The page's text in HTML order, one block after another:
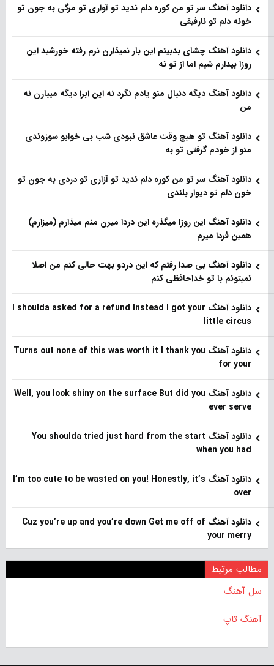
دانلود آهنگ سر تو من کوره دلم ندید تو آواری تو مرگی به جون تو
خونه دلم تو نارفیقی
دانلود آهنگ چشای بدبینم این بار نمیذارن نرم رفته خورشید این
روزا بیدارم شبم اما از تو نه
دانلود آهنگ دیگه دنبال منو یادم نگرد نه این ابرا دیگه میبارن نه
من
دانلود آهنگ تو هیچ وقت عاشق نبودی شب بی خوابو سوزوندی
منو از خودم گرفتی تو به
دانلود آهنگ سر تو من کوره دلم ندید تو آزاری تو دردی به جون تو
خون دلم تو دیوار بلندی
دانلود آهنگ این روزا میگذره این دردا میرن منم میذارم (میزارم)
همین فردا میرم
دانلود آهنگ بی صدا رفتم که این دردو بهت حالی کنم من اصلا
نمیتونم با تو خداحافظی کنم
دانلود آهنگ I shoulda asked for a refund Instead I got your
little circus
دانلود آهنگ Turns out none of this was worth it I thank you
for your
دانلود آهنگ Well, you look shiny on the surface But did you
ever serve
دانلود آهنگ You shoulda tried just hard from the start
when you had
دانلود آهنگ I’m too cute to be wasted on you! Honestly, it’s
over
دانلود آهنگ Cuz you’re up and you’re down Get me off of
your merry
مطالب مرتبط
سل آهنگ
آهنگ تاپ